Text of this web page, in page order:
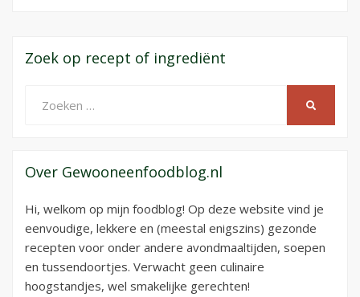
Zoek op recept of ingrediënt
naar:
Over Gewooneenfoodblog.nl
Hi, welkom op mijn foodblog! Op deze website vind je
eenvoudige, lekkere en (meestal enigszins) gezonde
recepten voor onder andere avondmaaltijden, soepen
en tussendoortjes. Verwacht geen culinaire
hoogstandjes, wel smakelijke gerechten!